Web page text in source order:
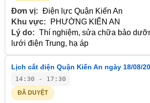
Đơn vị: Điện lực Quận Kiến An
Khu vực:
PHƯỜNG KIẾN AN
Lý do: Thí nghiệm, sửa chữa bảo
lưới điện Trung, hạ áp
Lịch cắt điện Quận Kiến An ngày 18/08/
14:30 - 17:30
ĐÃ DUYỆT